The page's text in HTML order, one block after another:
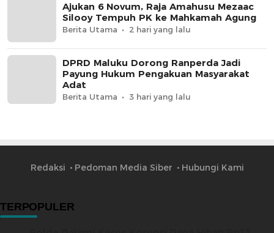
Ajukan 6 Novum, Raja Amahusu Mezaac
Silooy Tempuh PK ke Mahkamah Agung
Berita Utama 2 hari yang lalu
DPRD Maluku Dorong Ranperda Jadi
Payung Hukum Pengakuan Masyarakat
Adat
Berita Utama 3 hari yang lalu
Redaksi Pedoman Media Siber Hubungi Kami
TERPOPULER